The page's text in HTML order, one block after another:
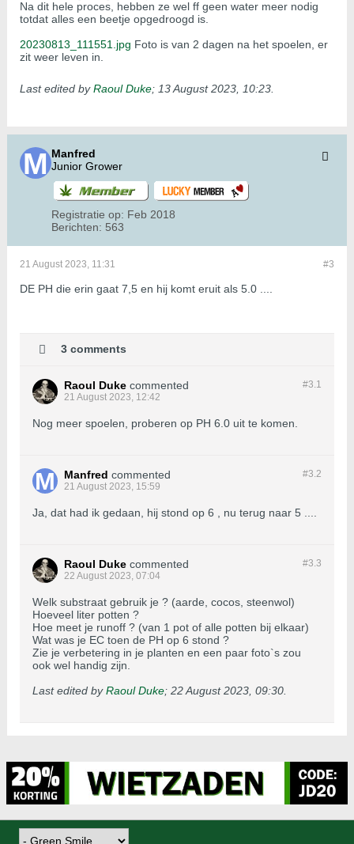
Na dit hele proces, hebben ze wel ff geen water meer nodig
totdat alles een beetje opgedroogd is.
20230813_111551.jpg Foto is van 2 dagen na het spoelen, er
zit weer leven in.
Last edited byRaoul Duke; 13 August 2023, 10:23
Manfred
Junior Grower
Registratie op: Feb 2018
Berichten: 563
#3
21 August 2023, 11:31
DE PH die erin gaat 7,5 en hij komt eruit als 5.0 ....
3 comments
#3.1
Raoul Duke commented
21 August 2023, 12:42
Nog meer spoelen, proberen op PH 6.0 uit te komen.
#3.2
Manfred commented
21 August 2023, 15:59
Ja, dat had ik gedaan, hij stond op 6 , nu terug naar 5 ....
#3.3
Raoul Duke commented
22 August 2023, 07:04
Welk substraat gebruik je ? (aarde, cocos, steenwol)
Hoeveel liter potten ?
Hoe meet je runoff ? (van 1 pot of alle potten bij elkaar)
Wat was je EC toen de PH op 6 stond ?
Zie je verbetering in je planten en een paar foto`s zou
ook wel handig zijn.
Last edited byRaoul Duke; 22 August 2023, 09:30